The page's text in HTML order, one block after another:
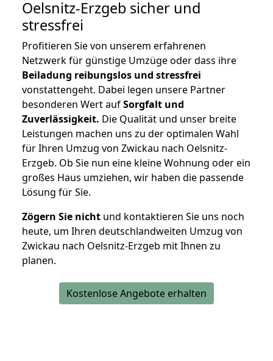
Oelsnitz-Erzgeb sicher und
stressfrei
Profitieren Sie von unserem erfahrenen
Netzwerk für günstige Umzüge oder dass ihre
Beiladung reibungslos und stressfrei
vonstattengeht. Dabei legen unsere Partner
besonderen Wert aufSorgfalt und
Zuverlässigkeit. Die Qualität und unser breite
Leistungen machen uns zu der optimalen Wahl
für Ihren Umzug von Zwickau nach Oelsnitz-
Erzgeb. Ob Sie nun eine kleine Wohnung oder ein
großes Haus umziehen, wir haben die passende
Lösung für Sie.
Zögern Sie nicht und kontaktieren Sie uns noch
heute, um Ihren deutschlandweiten Umzug von
Zwickau nach Oelsnitz-Erzgeb mit Ihnen zu
planen.
Kostenlose Angebote erhalten